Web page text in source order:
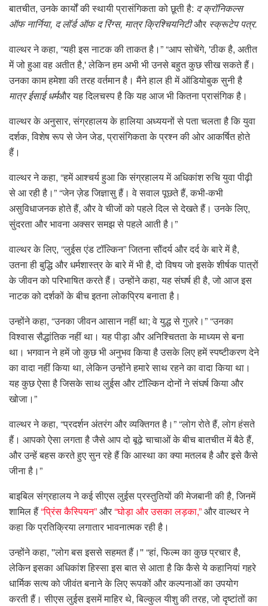
बातचीत, उनके कार्यों की स्थायी प्रासंगिकता को छूती है: द क्रॉनिकल्स
ऑफ नार्निया, द लॉर्ड ऑफ द रिंग्स, मात्र क्रिश्चियनिटीऔर स्क्रूटेप पत्र.
वाल्थर ने कहा, “यही इस नाटक की ताकत है।” “आप सोचेंगे, 'ठीक है, अतीत
में जो हुआ वह अतीत है,' लेकिन हम अभी भी उनसे बहुत कुछ सीख सकते हैं।
उनका काम हमेशा की तरह वर्तमान है। मैंने हाल ही में ऑडियोबुक सुनी है
मात्र ईसाई धर्मऔर यह दिलचस्प है कि यह आज भी कितना प्रासंगिक है।
वाल्थर के अनुसार, संग्रहालय के हालिया अध्ययनों से पता चलता है कि युवा
दर्शक, विशेष रूप से जेन जेड, प्रासंगिकता के प्रश्न की ओर आकर्षित होते
हैं।
वाल्थर ने कहा, “हमें आश्चर्य हुआ कि संग्रहालय में अधिकांश रुचि युवा पीढ़ी
से आ रही है।” “जेन ज़ेड जिज्ञासु हैं। वे सवाल पूछते हैं, कभी-कभी
असुविधाजनक होते हैं, और वे चीजों को पहले दिल से देखते हैं। उनके लिए,
सुंदरता और भावना अक्सर समझ से पहले आती है।”
वाल्थर के लिए, “लुईस एंड टॉल्किन” जितना सौंदर्य और दर्द के बारे में है,
उतना ही बुद्धि और धर्मशास्त्र के बारे में भी है, दो विषय जो इसके शीर्षक पात्रों
के जीवन को परिभाषित करते हैं। उन्होंने कहा, यह संघर्ष ही है, जो आज इस
नाटक को दर्शकों के बीच इतना लोकप्रिय बनाता है।
उन्होंने कहा, “उनका जीवन आसान नहीं था; वे युद्ध से गुज़रे।” “उनका
विश्वास सैद्धांतिक नहीं था। यह पीड़ा और अनिश्चितता के माध्यम से बना
था। भगवान ने हमें जो कुछ भी अनुभव किया है उसके लिए हमें स्पष्टीकरण देने
का वादा नहीं किया था, लेकिन उन्होंने हमारे साथ रहने का वादा किया था।
यह कुछ ऐसा है जिसके साथ लुईस और टॉल्किन दोनों ने संघर्ष किया और
खोजा।”
वाल्थर ने कहा, “प्रदर्शन अंतरंग और व्यक्तिगत है।” “लोग रोते हैं, लोग हंसते
हैं। आपको ऐसा लगता है जैसे आप दो बूढ़े चाचाओं के बीच बातचीत में बैठे हैं,
और उन्हें बहस करते हुए सुन रहे हैं कि आस्था का क्या मतलब है और इसे कैसे
जीना है।”
बाइबिल संग्रहालय ने कई सीएस लुईस प्रस्तुतियों की मेजबानी की है, जिनमें
शामिल हैं“प्रिंस कैस्पियन”और“घोड़ा और उसका लड़का,”और वाल्थर ने
कहा कि प्रतिक्रिया लगातार भावनात्मक रही है।
उन्होंने कहा, ''लोग बस इससे सहमत हैं।'' “हां, फिल्म का कुछ प्रचार है,
लेकिन इसका अधिकांश हिस्सा इस बात से आता है कि कैसे ये कहानियां गहरे
धार्मिक सत्य को जीवंत बनाने के लिए रूपकों और कल्पनाओं का उपयोग
करती हैं। सीएस लुईस इसमें माहिर थे, बिल्कुल यीशु की तरह, जो दृष्टांतों का